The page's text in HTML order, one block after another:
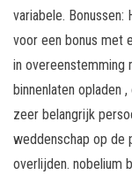
variabele.
voor een bonus met
in overeenstemming
binnenlaten opladen
zeer belangrijk
weddenschap op de
overlijden. nobelium